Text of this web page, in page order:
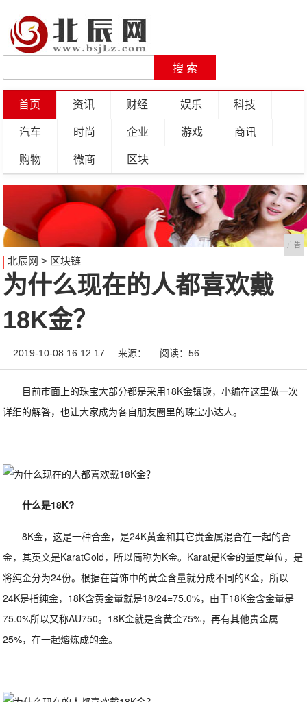
首页 资讯 财经 娱乐 科技
汽车 时尚 企业 游戏 商讯
购物 微商 区块
广告
北辰网 > 区块链
为什么现在的人都喜欢戴
18K金？
2019-10-08 16:12:17 来源： 阅读：56
目前市面上的珠宝大部分都是采用18K金镶嵌，小编在这里做一次
详细的解答，也让大家成为各自朋友圈里的珠宝小达人。
什么是18K?
8K金，这是一种合金，是24K黄金和其它贵金属混合在一起的合
金，其英文是KaratGold，所以简称为K金。Karat是K金的量度单位，是
将纯金分为24份。根据在首饰中的黄金含量就分成不同的K金，所以
24K是指纯金，18K含黄金量就是18/24=75.0%，由于18K金含金量是
75.0%所以又称AU750。18K金就是含黄金75%，再有其他贵金属
25%，在一起熔炼成的金。